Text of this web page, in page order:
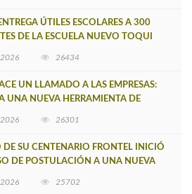
ÚTILES ESCOLARES A 300
DE LA ESCUELA NUEVO TOQUI
26434
UN LLAMADO A LAS EMPRESAS:
UNA NUEVA HERRAMIENTA DE
26301
DE SU CENTENARIO FRONTEL INICIÓ
DE POSTULACIÓN A UNA NUEVA
25702